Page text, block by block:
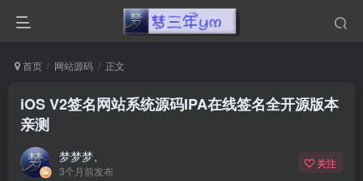
首页 网站源码 正文
iOS V2签名网站系统源码IPA在线签名全开源版本
亲测
梦梦梦、
3个月前发布
关注